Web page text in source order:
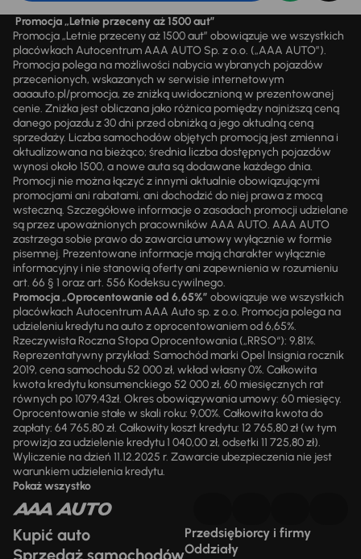
Promocja „Letnie przeceny aż 1500 aut”
Promocja „Letnie przeceny aż 1500 aut” obowiązuje we wszystkich
placówkach Autocentrum AAA AUTO Sp. z o.o. („AAA AUTO”).
Promocja polega na możliwości nabycia wybranych pojazdów
przecenionych, wskazanych w serwisie internetowym
aaaauto.pl/promocja, ze zniżką uwidocznioną w prezentowanej
cenie. Zniżka jest obliczana jako różnica pomiędzy najniższą ceną
danego pojazdu z 30 dni przed obniżką a jego aktualną ceną
sprzedaży. Liczba samochodów objętych promocją jest zmienna i
aktualizowana na bieżąco; średnia liczba dostępnych pojazdów
wynosi około 1500, a nowe auta są dodawane każdego dnia.
Promocji nie można łączyć z innymi aktualnie obowiązującymi
promocjami ani rabatami, ani dochodzić do niej prawa z mocą
wsteczną. Szczegółowe informacje o zasadach promocji udzielane
są przez upoważnionych pracowników AAA AUTO. AAA AUTO
zastrzega sobie prawo do zawarcia umowy wyłącznie w formie
pisemnej. Prezentowane informacje mają charakter wyłącznie
informacyjny i nie stanowią oferty ani zapewnienia w rozumieniu
art. 66 § 1 oraz art. 556 Kodeksu cywilnego.
Promocja „Oprocentowanie od 6,65%” obowiązuje we wszystkich
placówkach Autocentrum AAA Auto sp. z o.o. Promocja polega na
udzieleniu kredytu na auto z oprocentowaniem od 6,65%.
Rzeczywista Roczna Stopa Oprocentowania („RRSO“): 9,81%.
Reprezentatywny przykład: Samochód marki Opel Insignia rocznik
2019, cena samochodu 52 000 zł, wkład własny 0%. Całkowita
kwota kredytu konsumenckiego 52 000 zł, 60 miesięcznych rat
równych po 1079,43zł. Okres obowiązywania umowy: 60 miesięcy.
Oprocentowanie stałe w skali roku: 9,00%. Całkowita kwota do
zapłaty: 64 765,80 zł. Całkowity koszt kredytu: 12 765,80 zł (w tym
prowizja za udzielenie kredytu 1 040,00 zł, odsetki 11 725,80 zł).
Wyliczenie na dzień 11.12.2025 r. Zawarcie ubezpieczenia nie jest
warunkiem udzielenia kredytu.
Pokaż wszystko
Kupić auto
Sprzedaż samochodów
Przedsiębiorcy i firmy
Oddziały